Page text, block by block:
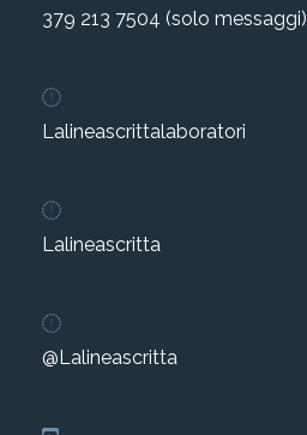
379 213 7504 (solo messaggi)
Lalineascrittalaboratori
Lalineascritta
@Lalineascritta